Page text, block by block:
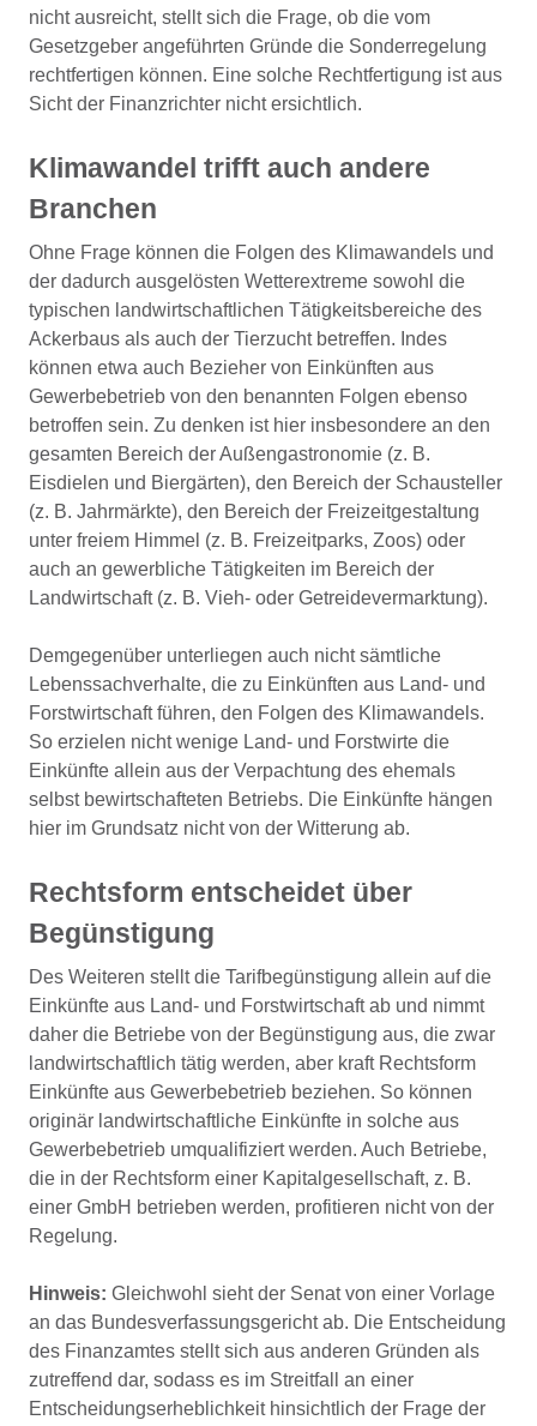
nicht ausreicht, stellt sich die Frage, ob die vom
Gesetzgeber angeführten Gründe die Sonderregelung
rechtfertigen können. Eine solche Rechtfertigung ist aus
Sicht der Finanzrichter nicht ersichtlich.
Klimawandel trifft auch andere
Branchen
Ohne Frage können die Folgen des Klimawandels und
der dadurch ausgelösten Wetterextreme sowohl die
typischen landwirtschaftlichen Tätigkeitsbereiche des
Ackerbaus als auch der Tierzucht betreffen. Indes
können etwa auch Bezieher von Einkünften aus
Gewerbebetrieb von den benannten Folgen ebenso
betroffen sein. Zu denken ist hier insbesondere an den
gesamten Bereich der Außengastronomie (z. B.
Eisdielen und Biergärten), den Bereich der Schausteller
(z. B. Jahrmärkte), den Bereich der Freizeitgestaltung
unter freiem Himmel (z. B. Freizeitparks, Zoos) oder
auch an gewerbliche Tätigkeiten im Bereich der
Landwirtschaft (z. B. Vieh- oder Getreidevermarktung).
Demgegenüber unterliegen auch nicht sämtliche
Lebenssachverhalte, die zu Einkünften aus Land- und
Forstwirtschaft führen, den Folgen des Klimawandels.
So erzielen nicht wenige Land- und Forstwirte die
Einkünfte allein aus der Verpachtung des ehemals
selbst bewirtschafteten Betriebs. Die Einkünfte hängen
hier im Grundsatz nicht von der Witterung ab.
Rechtsform entscheidet über
Begünstigung
Des Weiteren stellt die Tarifbegünstigung allein auf die
Einkünfte aus Land- und Forstwirtschaft ab und nimmt
daher die Betriebe von der Begünstigung aus, die zwar
landwirtschaftlich tätig werden, aber kraft Rechtsform
Einkünfte aus Gewerbebetrieb beziehen. So können
originär landwirtschaftliche Einkünfte in solche aus
Gewerbebetrieb umqualifiziert werden. Auch Betriebe,
die in der Rechtsform einer Kapitalgesellschaft, z. B.
einer GmbH betrieben werden, profitieren nicht von der
Regelung.
Hinweis: Gleichwohl sieht der Senat von einer Vorlage
an das Bundesverfassungsgericht ab. Die Entscheidung
des Finanzamtes stellt sich aus anderen Gründen als
zutreffend dar, sodass es im Streitfall an einer
Entscheidungserheblichkeit hinsichtlich der Frage der